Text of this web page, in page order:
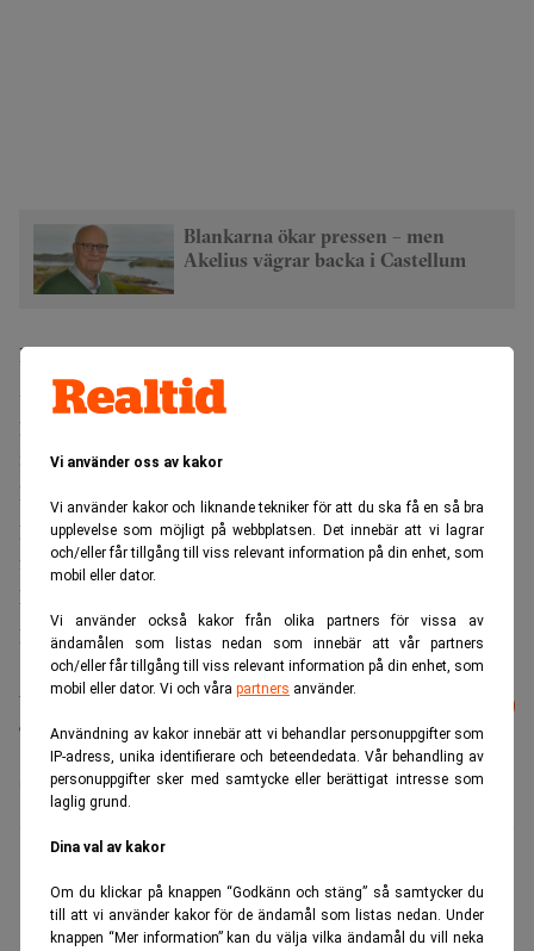
Vi använder oss av kakor
Vi använder kakor och liknande tekniker för att du ska få en så bra
upplevelse som möjligt på webbplatsen. Det innebär att vi lagrar
och/eller får tillgång till viss relevant information på din enhet, som
mobil eller dator.
Vi använder också kakor från olika partners för vissa av
ändamålen som listas nedan som innebär att vår partners
och/eller får tillgång till viss relevant information på din enhet, som
mobil eller dator. Vi och våra partners använder.
Användning av kakor innebär att vi behandlar personuppgifter som
IP-adress, unika identifierare och beteendedata. Vår behandling av
personuppgifter sker med samtycke eller berättigat intresse som
laglig grund.
Dina val av kakor
Om du klickar på knappen “Godkänn och stäng” så samtycker du
till att vi använder kakor för de ändamål som listas nedan. Under
knappen “Mer information” kan du välja vilka ändamål du vill neka
Blankarna ökar pressen – men
Akelius vägrar backa i Castellum
En översyn ska presenteras
Ahlsén väntas presentera sin strategiska översyn inom ett
par månader. Det handlar både om att identifiera svagare
marknader och om att se var bolaget kan växa vidare.
För investerarna lär det vara centralt att han lyckas
positionera Castellum som en stabil aktör i ett
fastighetsklimat som fortsatt präglas av osäkerhet.
Missa inte:
procent. Dagens PS
Läs mer från Realtid - vårt nyhetsbrev
är kostnadsfritt:
Akelius Castellum Fastighetsbolag Roger Akelius
Journalist med fokus på ekonomi och
näringslivsfrågor.